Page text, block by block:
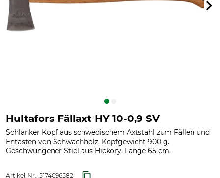
Hultafors Fällaxt HY 10-0,9 SV
Schlanker Kopf aus schwedischem Axtstahl zum Fällen und
Entasten von Schwachholz. Kopfgewicht 900 g.
Geschwungener Stiel aus Hickory. Länge 65 cm.
Artikel-Nr.: 5174096582